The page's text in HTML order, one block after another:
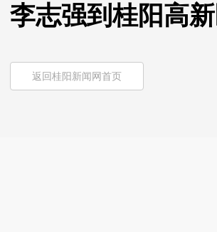
李志强到桂阳高
返回桂阳新闻网首页